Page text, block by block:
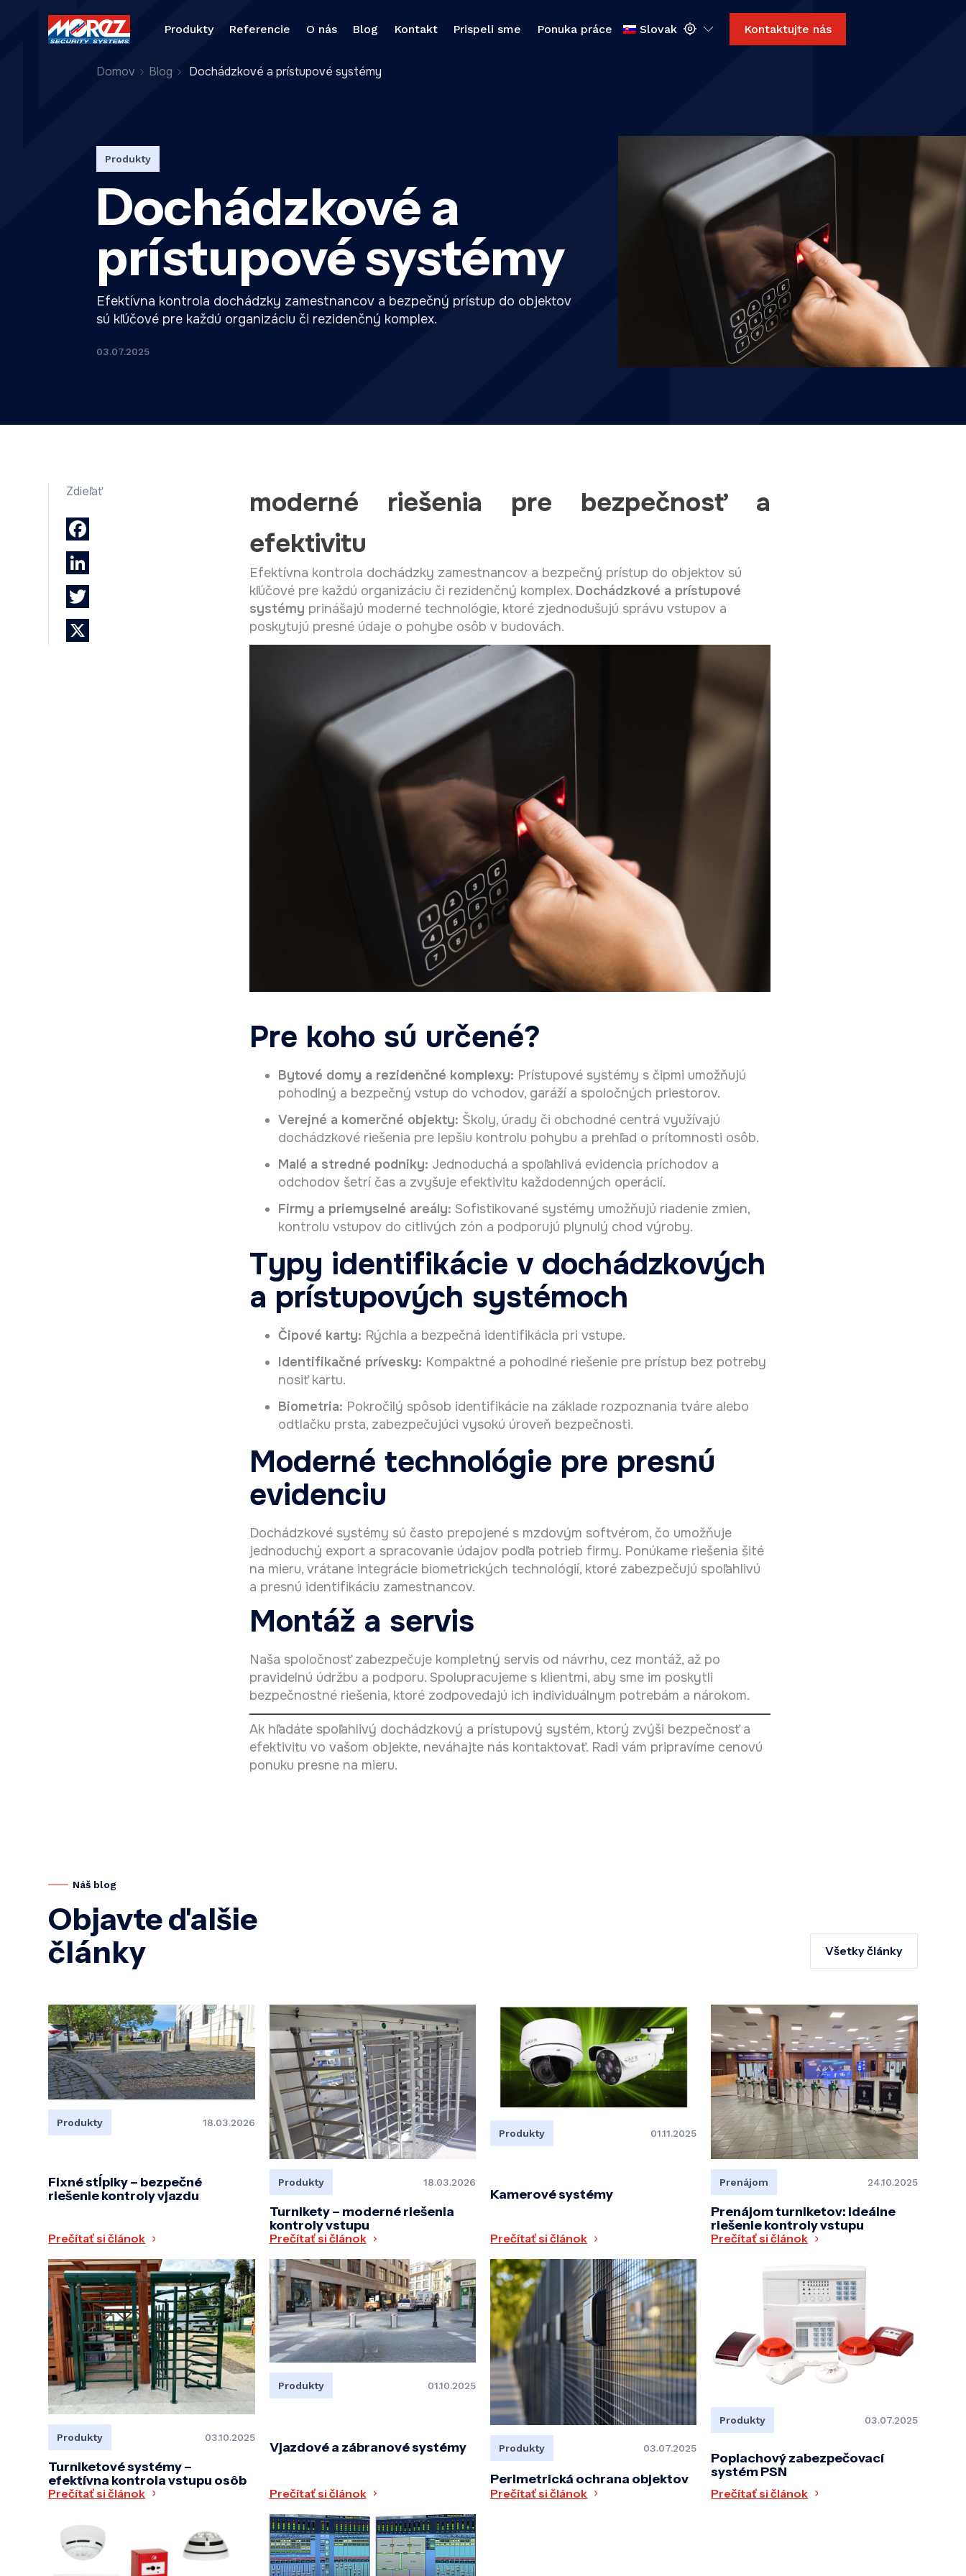
Produkty Referencie O nás Blog Kontakt Prispeli sme Ponuka práce Slovak Kontaktujte nás
Domov Blog Dochádzkové a prístupové systémy
Produkty
Dochádzkové a
prístupové systémy
Efektívna kontrola dochádzky zamestnancov a bezpečný prístup do objektov
sú kľúčové pre každú organizáciu či rezidenčný komplex.
03.07.2025
Zdieľať
moderné riešenia pre bezpečnosť a
efektivitu
Efektívna kontrola dochádzky zamestnancov a bezpečný prístup do objektov sú
kľúčové pre každú organizáciu či rezidenčný komplex. Dochádzkové a prístupové
systémy prinášajú moderné technológie, ktoré zjednodušujú správu vstupov a
poskytujú presné údaje o pohybe osôb v budovách.
Pre koho sú určené?
Bytové domy a rezidenčné komplexy: Prístupové systémy s čipmi umožňujú
pohodlný a bezpečný vstup do vchodov, garáží a spoločných priestorov.
Verejné a komerčné objekty: Školy, úrady či obchodné centrá využívajú
dochádzkové riešenia pre lepšiu kontrolu pohybu a prehľad o prítomnosti osôb.
Malé a stredné podniky: Jednoduchá a spoľahlivá evidencia príchodov a
odchodov šetrí čas a zvyšuje efektivitu každodenných operácií.
Firmy a priemyselné areály: Sofistikované systémy umožňujú riadenie zmien,
kontrolu vstupov do citlivých zón a podporujú plynulý chod výroby.
Typy identifikácie v dochádzkových
a prístupových systémoch
Čipové karty: Rýchla a bezpečná identifikácia pri vstupe.
Identifikačné prívesky: Kompaktné a pohodlné riešenie pre prístup bez potreby
nosiť kartu.
Biometria: Pokročilý spôsob identifikácie na základe rozpoznania tváre alebo
odtlačku prsta, zabezpečujúci vysokú úroveň bezpečnosti.
Moderné technológie pre presnú
evidenciu
Dochádzkové systémy sú často prepojené s mzdovým softvérom, čo umožňuje
jednoduchý export a spracovanie údajov podľa potrieb firmy. Ponúkame riešenia šité
na mieru, vrátane integrácie biometrických technológií, ktoré zabezpečujú spoľahlivú
a presnú identifikáciu zamestnancov.
Montáž a servis
Naša spoločnosť zabezpečuje kompletný servis od návrhu, cez montáž, až po
pravidelnú údržbu a podporu. Spolupracujeme s klientmi, aby sme im poskytli
bezpečnostné riešenia, ktoré zodpovedajú ich individuálnym potrebám a nárokom.
Ak hľadáte spoľahlivý dochádzkový a prístupový systém, ktorý zvýši bezpečnosť a
efektivitu vo vašom objekte, neváhajte nás kontaktovať. Radi vám pripravíme cenovú
ponuku presne na mieru.
Náš blog
Objavte ďalšie
články
Všetky články
Produkty 18.03.2026
Fixné stĺpiky – bezpečné
riešenie kontroly vjazdu
Prečítať si článok
Produkty 18.03.2026
Turnikety – moderné riešenia
kontroly vstupu
Prečítať si článok
Produkty 01.11.2025
Kamerové systémy
Prečítať si článok
Prenájom 24.10.2025
Prenájom turniketov: Ideálne
riešenie kontroly vstupu
Prečítať si článok
Produkty 03.10.2025
Turniketové systémy –
efektívna kontrola vstupu osôb
Prečítať si článok
Produkty 01.10.2025
Vjazdové a zábranové systémy
Prečítať si článok
Produkty 03.07.2025
Perimetrická ochrana objektov
Prečítať si článok
Produkty 03.07.2025
Poplachový zabezpečovací
systém PSN
Prečítať si článok